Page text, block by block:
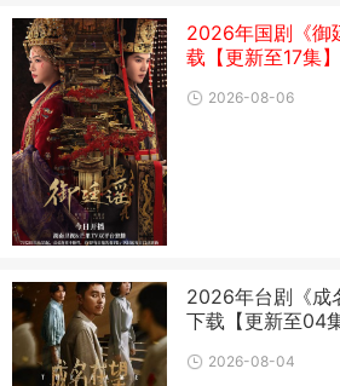
2026年国剧《御
载【更新至17集】
2026-08-06
2026年台剧《成
下载【更新至04集
2026-08-04